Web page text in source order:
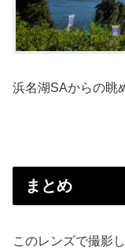
浜名湖SAからの眺
まとめ
このレンズで撮影